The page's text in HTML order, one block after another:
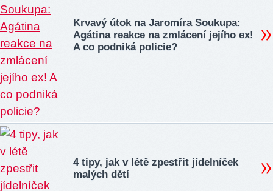
Krvavý útok na Jaromíra Soukupa:
Agátina reakce na zmlácení jejího ex!
A co podniká policie?
4 tipy, jak v létě zpestřit jídelníček
malých dětí